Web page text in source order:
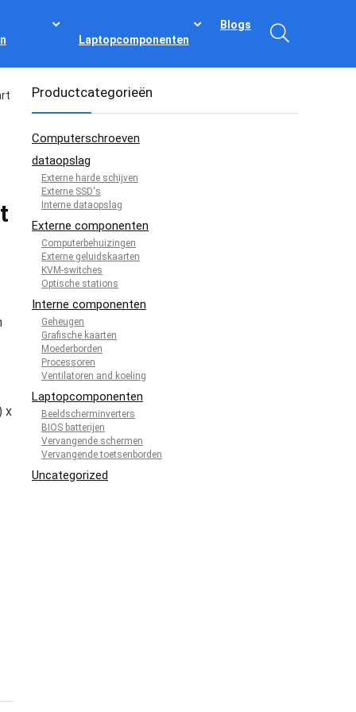
Laptopcomponenten
Blogs
x
Productcategorieën
Computerschroeven
dataopslag
Externe harde schijven
Externe SSD's
Interne dataopslag
Externe componenten
Computerbehuizingen
Externe geluidskaarten
KVM-switches
Optische stations
Interne componenten
Geheugen
Grafische kaarten
Moederborden
Processoren
Ventilatoren and koeling
Laptopcomponenten
Beeldscherminverters
BIOS batterijen
Vervangende schermen
Vervangende toetsenborden
Uncategorized